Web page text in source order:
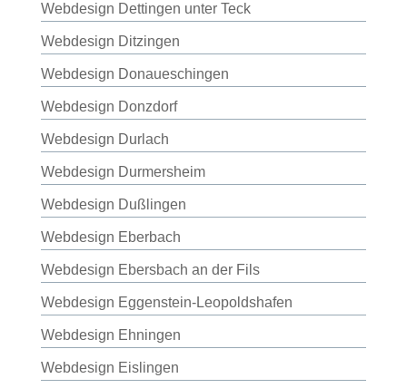
Webdesign Dettingen unter Teck
Webdesign Ditzingen
Webdesign Donaueschingen
Webdesign Donzdorf
Webdesign Durlach
Webdesign Durmersheim
Webdesign Dußlingen
Webdesign Eberbach
Webdesign Ebersbach an der Fils
Webdesign Eggenstein-Leopoldshafen
Webdesign Ehningen
Webdesign Eislingen